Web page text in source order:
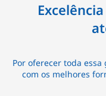
Por oferecer toda
com os melhores